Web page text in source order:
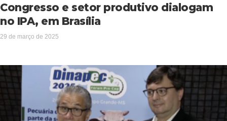
Congresso e setor produtivo dialogam
no IPA, em Brasília
29 de março de 2025